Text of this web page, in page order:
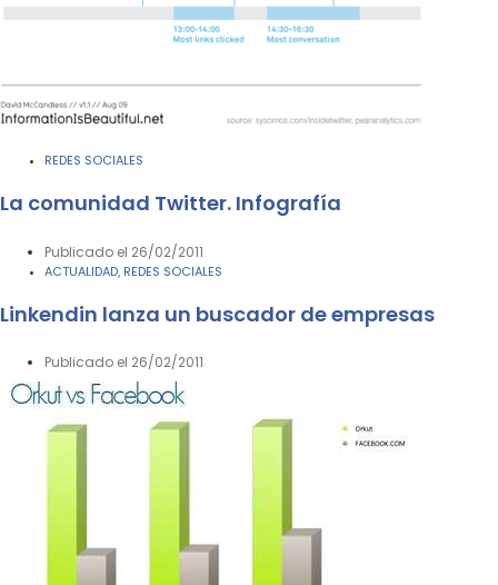
REDES SOCIALES
La comunidad Twitter. Infografía
Publicado el 26/02/2011
ACTUALIDAD REDES SOCIALES
Linkendin lanza un buscador de empresas
Publicado el 26/02/2011